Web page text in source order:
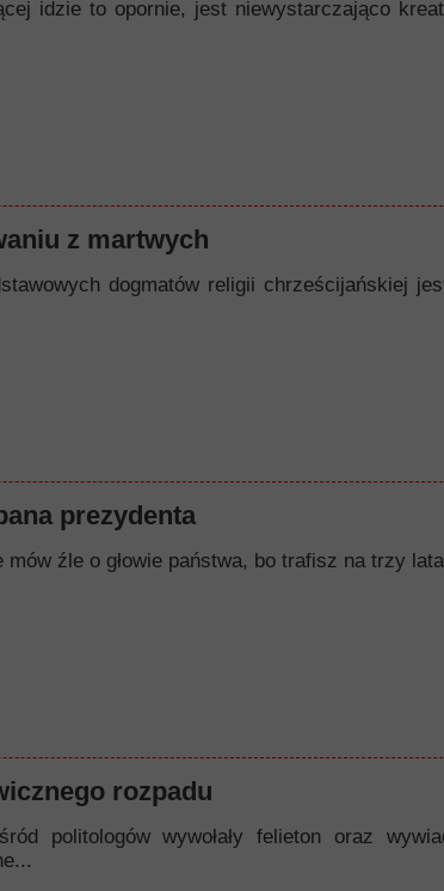
idzie to opornie, jest niewystarczająco
z martwych
dogmatów religii chrześcijańskiej
prezydenta
mów źle o głowie państwa, bo trafisz na trzy
rozpadu
politologów wywołały felieton oraz